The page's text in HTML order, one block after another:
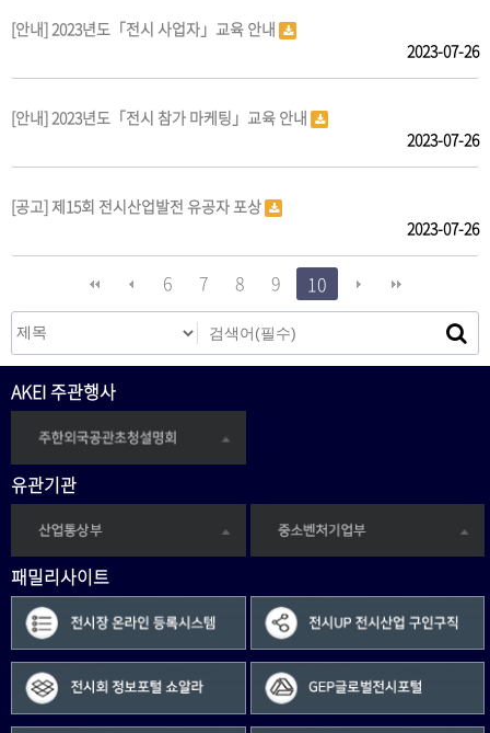
[안내] 2023년도「전시 사업자」교육 안내
2023-07-26
[안내] 2023년도「전시 참가 마케팅」교육 안내
2023-07-26
[공고] 제15회 전시산업발전 유공자 포상
2023-07-26
6 7 8 9 10
AKEI 주관행사
유관기관
패밀리사이트